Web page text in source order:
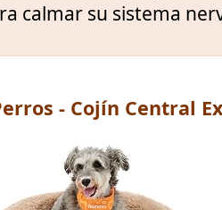
calmar su sistema
- Cojín Central